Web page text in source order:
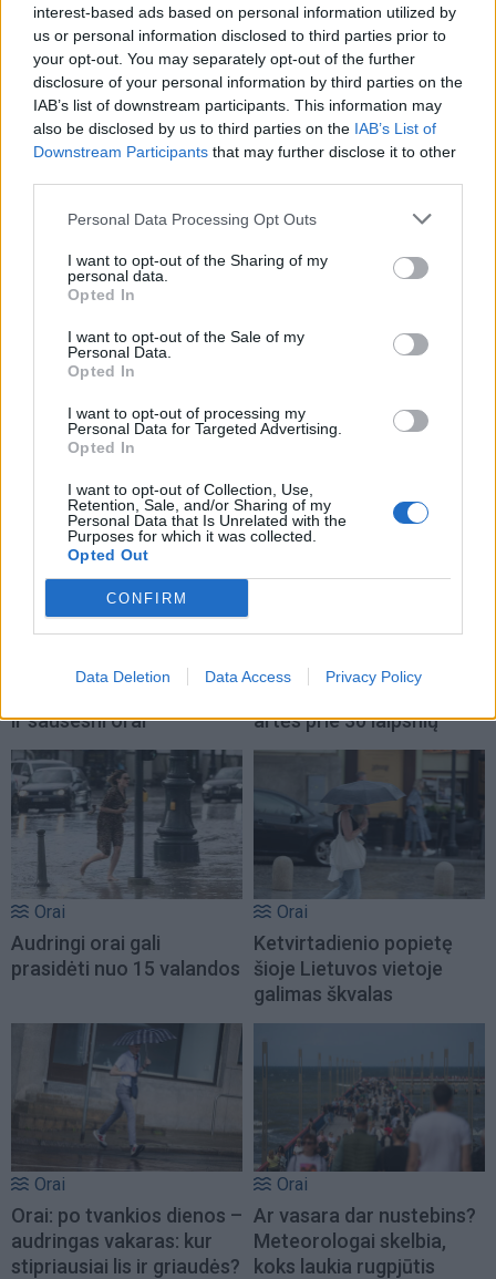
interest-based ads based on personal information utilized by
us or personal information disclosed to third parties prior to
your opt-out. You may separately opt-out of the further
disclosure of your personal information by third parties on the
IAB’s list of downstream participants. This information may
also be disclosed by us to third parties on the IAB’s List of
Downstream Participants that may further disclose it to other
Personal Data Processing Opt Outs
I want to opt-out of the Sharing of my
personal data.
Opted In
I want to opt-out of the Sale of my
Personal Data.
Opted In
I want to opt-out of processing my
Personal Data for Targeted Advertising.
Opted In
I want to opt-out of Collection, Use,
Retention, Sale, and/or Sharing of my
Personal Data that Is Unrelated with the
Purposes for which it was collected.
Opted Out
CONFIRM
Data Deletion Data Access Privacy Policy
Privacy PolicyandTerms of
Service apply.
TAIP PAT SKAITYKITE
Orai
Sinoptikė: savaitgalį
ir sausesni orai
Orai
Orai: po audros – karščio
artės prie 30 laipsnių
Orai
Audringi orai gali
prasidėti nuo 15 valandos
Orai
Ketvirtadienio popietę
šioje Lietuvos vietoje
galimas škvalas
Orai
Orai: po tvankios dienos –
audringas vakaras: kur
stipriausiai lis ir griaudės?
Orai
Ar vasara dar nustebins?
Meteorologai skelbia,
koks laukia rugpjūtis